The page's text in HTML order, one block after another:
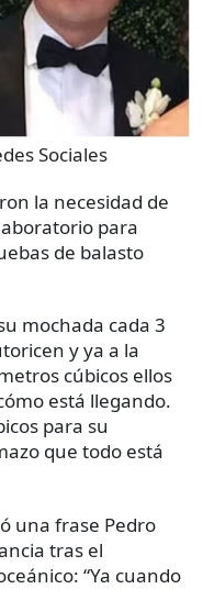
Sociales
la necesidad de
para
de balasto
mochada cada 3
y ya a la
cúbicos ellos
está llegando.
para su
que todo está
una frase Pedro
tras el
“Ya cuando